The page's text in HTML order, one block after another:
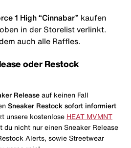
1 High “Cinnabar” kaufen
in der Storelist verlinkt.
auch alle Raffles.
oder Restock
Release auf keinen Fall
Sneaker Restock sofort informiert
unsere kostenlose HEAT MVMNT
du nicht nur einen Sneaker Release
Alerts, sowie Streetwear